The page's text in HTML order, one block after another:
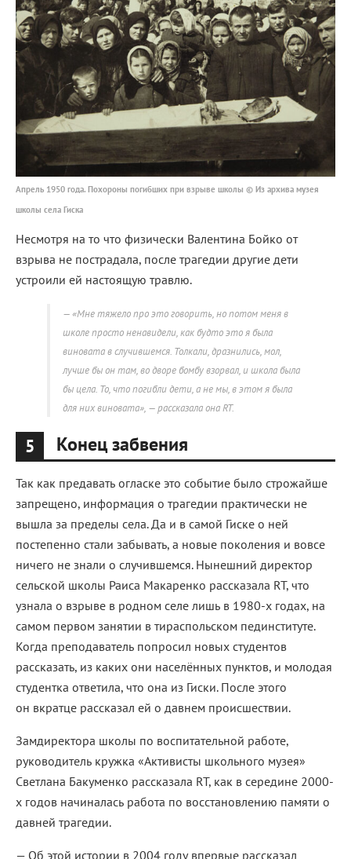
Апрель 1950 года. Похороны погибших при взрыве школы © Из архива музея
школы села Гиска
Несмотря на то что физически Валентина Бойко от
взрыва не пострадала, после трагедии другие дети
устроили ей настоящую травлю.
«Мне тяжело про это говорить, но потом меня в
школе просто ненавидели, как будто это я была
виновата в случившемся. Толкали, дразнились, мол,
лучше бы он там, во дворе бомбу взорвал, и школа была
бы цела. То, что погибли дети, а не мы, в этом я была
для них виновата», — рассказала она RT.
5 Конец забвения
Так как предавать огласке это событие было строжайше
запрещено, информация о трагедии практически не
вышла за пределы села. Да и в самой Гиске о ней
постепенно стали забывать, а новые поколения и вовсе
ничего не знали о случившемся. Нынешний директор
сельской школы Раиса Макаренко рассказала RT, что
узнала о взрыве в родном селе лишь в 1980-х годах, на
самом первом занятии в тираспольском пединституте.
Когда преподаватель попросил новых студентов
рассказать, из каких они населённых пунктов, и молодая
студентка ответила, что она из Гиски. После этого
он вкратце рассказал ей о давнем происшествии.
Замдиректора школы по воспитательной работе,
руководитель кружка «Активисты школьного музея»
Светлана Бакуменко рассказала RT, как в середине 2000-
х годов начиналась работа по восстановлению памяти о
давней трагедии.
— Об этой истории в 2004 году впервые рассказал